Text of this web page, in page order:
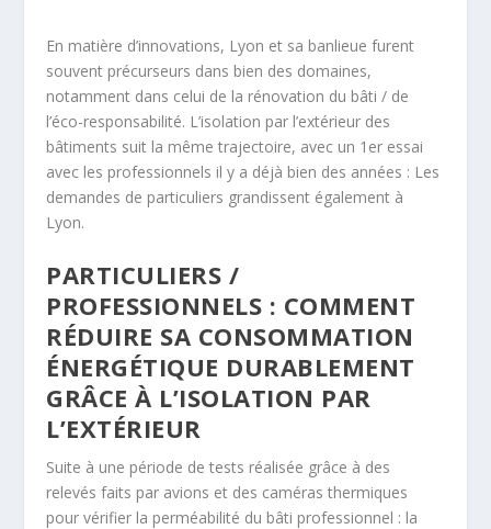
En matière d’innovations, Lyon et sa banlieue furent
souvent précurseurs dans bien des domaines,
notamment dans celui de la rénovation du bâti / de
l’éco-responsabilité. L’isolation par l’extérieur des
bâtiments suit la même trajectoire, avec un 1er essai
avec les professionnels il y a déjà bien des années : Les
demandes de particuliers grandissent également à
Lyon.
PARTICULIERS /
PROFESSIONNELS : COMMENT
RÉDUIRE SA CONSOMMATION
ÉNERGÉTIQUE DURABLEMENT
GRÂCE À L’ISOLATION PAR
L’EXTÉRIEUR
Suite à une période de tests réalisée grâce à des
relevés faits par avions et des caméras thermiques
pour vérifier la perméabilité du bâti professionnel : la